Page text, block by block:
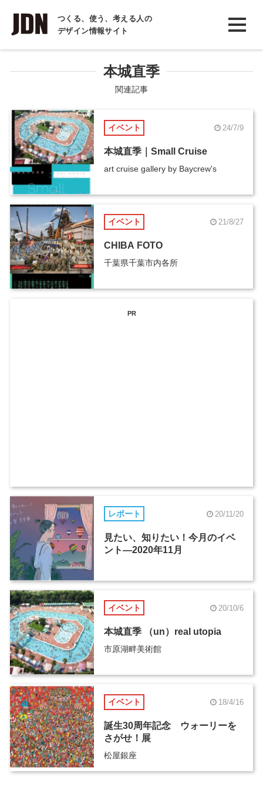
つくる、使う、考える人の
デザイン情報サイト
INTERVIEW
インタビュー
COLUMN
コラム
本城直季
関連記事
イベント 24/7/9
本城直季｜Small Cruise
art cruise gallery by Baycrew's
イベント 21/8/27
CHIBA FOTO
千葉県千葉市内各所
PR
レポート 20/11/20
見たい、知りたい！今月のイベ
ント―2020年11月
イベント 20/10/6
本城直季 （un）real utopia
市原湖畔美術館
イベント 18/4/16
誕生30周年記念 ウォーリーを
さがせ！展
松屋銀座